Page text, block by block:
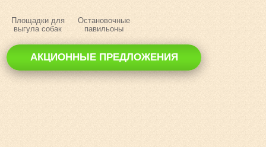
Площадки для
выгула собак
Остановочные
павильоны
АКЦИОННЫЕ ПРЕДЛОЖЕНИЯ